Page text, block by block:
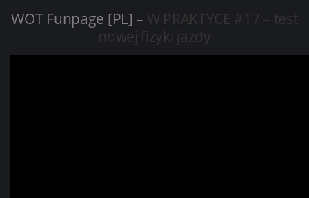
WOT Funpage [PL] – W PRAKTYCE #17 – test
nowej fizyki jazdy